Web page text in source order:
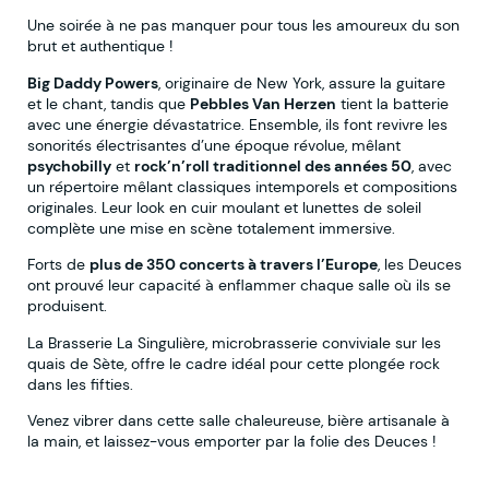
Une soirée à ne pas manquer pour tous les amoureux du son
brut et authentique !
Big Daddy Powers, originaire de New York, assure la guitare
et le chant, tandis que Pebbles Van Herzen tient la batterie
avec une énergie dévastatrice. Ensemble, ils font revivre les
sonorités électrisantes d’une époque révolue, mêlant
psychobilly et rock’n’roll traditionnel des années 50, avec
un répertoire mêlant classiques intemporels et compositions
originales. Leur look en cuir moulant et lunettes de soleil
complète une mise en scène totalement immersive.
Forts de plus de 350 concerts à travers l’Europe, les Deuces
ont prouvé leur capacité à enflammer chaque salle où ils se
produisent.
La Brasserie La Singulière, microbrasserie conviviale sur les
quais de Sète, offre le cadre idéal pour cette plongée rock
dans les fifties.
Venez vibrer dans cette salle chaleureuse, bière artisanale à
la main, et laissez-vous emporter par la folie des Deuces !